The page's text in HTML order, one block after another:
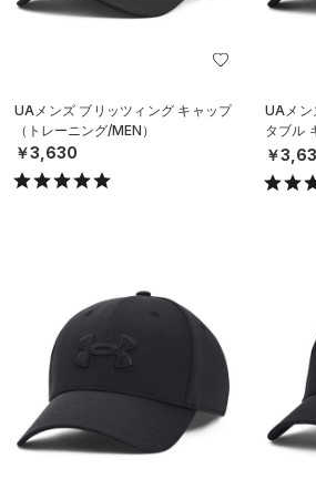
UAメンズ ブリッツィング キャップ
（トレーニング/MEN）
￥3,630
UAメン
タブル
N）
￥